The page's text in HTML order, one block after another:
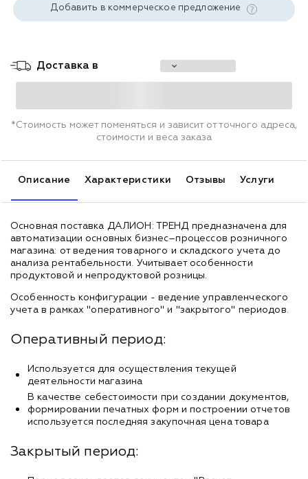
Добавить в коммерческое предложение
Доставка в
*Стоимость может поменяться и зависит от точного адреса,
стоимости и веса заказа
Описание Характеристики Отзывы Услуги
Основная поставка ДАЛИОН: ТРЕНД предназначена для
автоматизации основных бизнес–процессов розничного
магазина: от ведения товарного и складского учета до
анализа рентабельности. Учитывает особенности
продуктовой и непродуктовой розницы.
Особенность конфигурации - ведение управленческого
учета в рамках "оперативного" и "закрытого" периодов.
Оперативный период:
Используется для осуществления текущей
деятельности магазина
В качестве себестоимости при создании документов,
формировании печатных форм и построении отчетов
используется последняя закупочная цена товара
Закрытый период: